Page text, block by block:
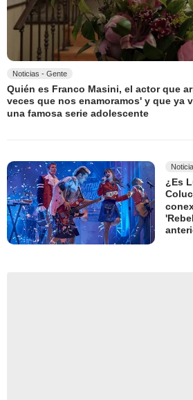
Noticias - Gente
Quién es Franco Masini, el actor que
veces que nos enamoramos' y que ya
una famosa serie adolescente
¿Es